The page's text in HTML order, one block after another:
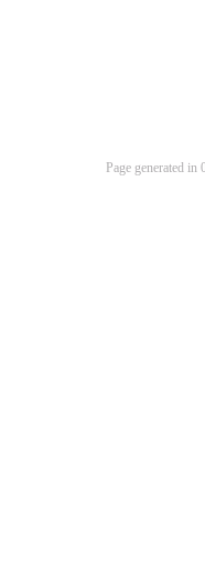
Page generated